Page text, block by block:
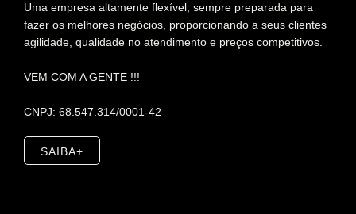
Uma empresa altamente flexível, sempre preparada para
fazer os melhores negócios, proporcionando a seus clientes
agilidade, qualidade no atendimento e preços competitivos.
VEM COM A GENTE !!!
CNPJ: 68.547.314/0001-42
SAIBA+